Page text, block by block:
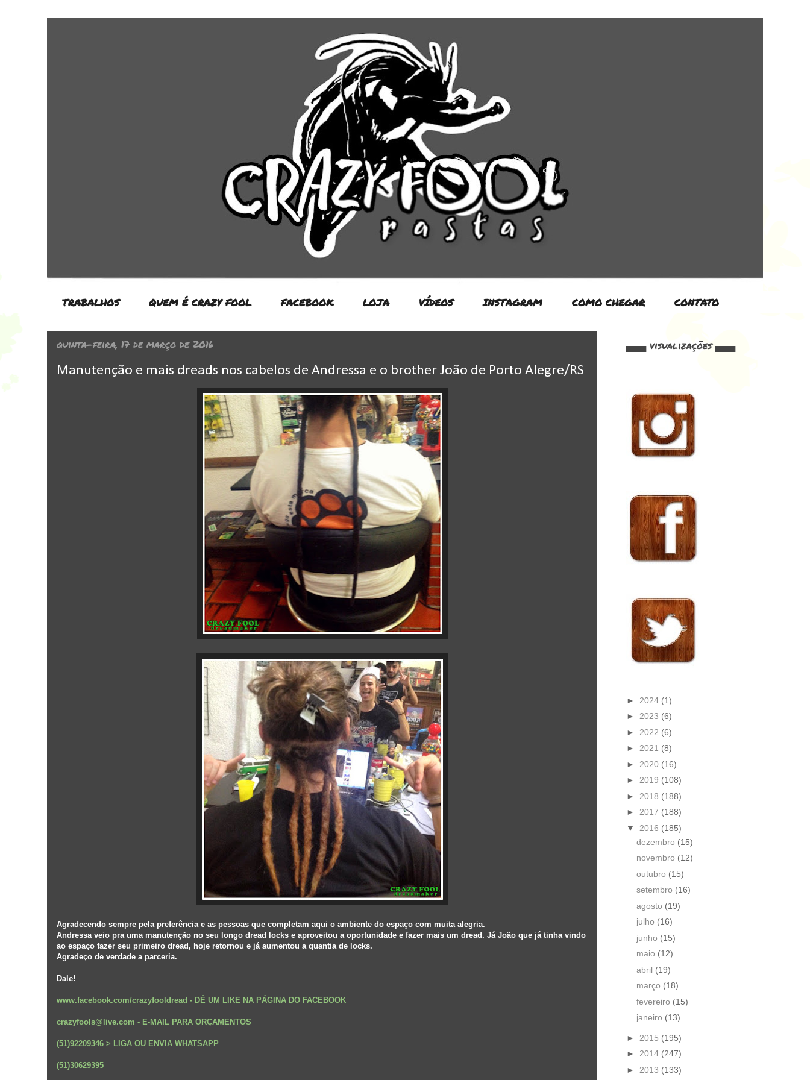
TRABALHOS QUEM É CRAZY FOOL FACEBOOK LOJA VÍDEOS INSTAGRAM COMO CHEGAR CONTATO
quinta-feira, 17 de março de 2016
Manutenção e mais dreads nos cabelos de Andressa e o brother João de Porto Alegre/RS
Agradecendo sempre pela preferência e as pessoas que completam aqui o ambiente do espaço com muita alegria.
Andressa veio pra uma manutenção no seu longo dread locks e aproveitou a oportunidade e fazer mais um dread. Já João que já tinha vindo
ao espaço fazer seu primeiro dread, hoje retornou e já aumentou a quantia de locks.
Agradeço de verdade a parceria.
Dale!
www.facebook.com/crazyfooldread - DÊ UM LIKE NA PÁGINA DO FACEBOOK
crazyfools@live.com - E-MAIL PARA ORÇAMENTOS
(51)92209346 > LIGA OU ENVIA WHATSAPP
(51)30629395
▄▄▄ visualizações ▄▄▄
► 2024 (1)
► 2023 (6)
► 2022 (6)
► 2021 (8)
► 2020 (16)
► 2019 (108)
► 2018 (188)
► 2017 (188)
▼ 2016 (185)
dezembro (15)
novembro (12)
outubro (15)
setembro (16)
agosto (19)
julho (16)
junho (15)
maio (12)
abril (19)
março (18)
fevereiro (15)
janeiro (13)
► 2015 (195)
► 2014 (247)
► 2013 (133)